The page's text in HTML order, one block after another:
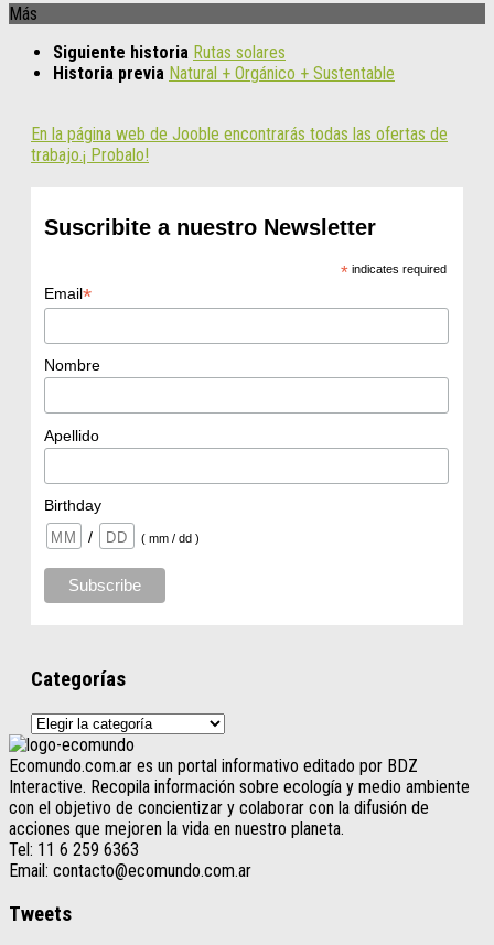
Más
Siguiente historia Rutas solares
Historia previa Natural + Orgánico + Sustentable
En la página web de Jooble encontrarás todas las ofertas de
trabajo.¡ Probalo!
Suscribite a nuestro Newsletter
*indicates required
Email*
Nombre
Apellido
Birthday
/
( mm / dd )
Categorías
Categorías
Ecomundo.com.ar es un portal informativo editado por BDZ
Interactive. Recopila información sobre ecología y medio ambiente
con el objetivo de concientizar y colaborar con la difusión de
acciones que mejoren la vida en nuestro planeta.
Tel: 11 6 259 6363
Email: contacto@ecomundo.com.ar
Tweets